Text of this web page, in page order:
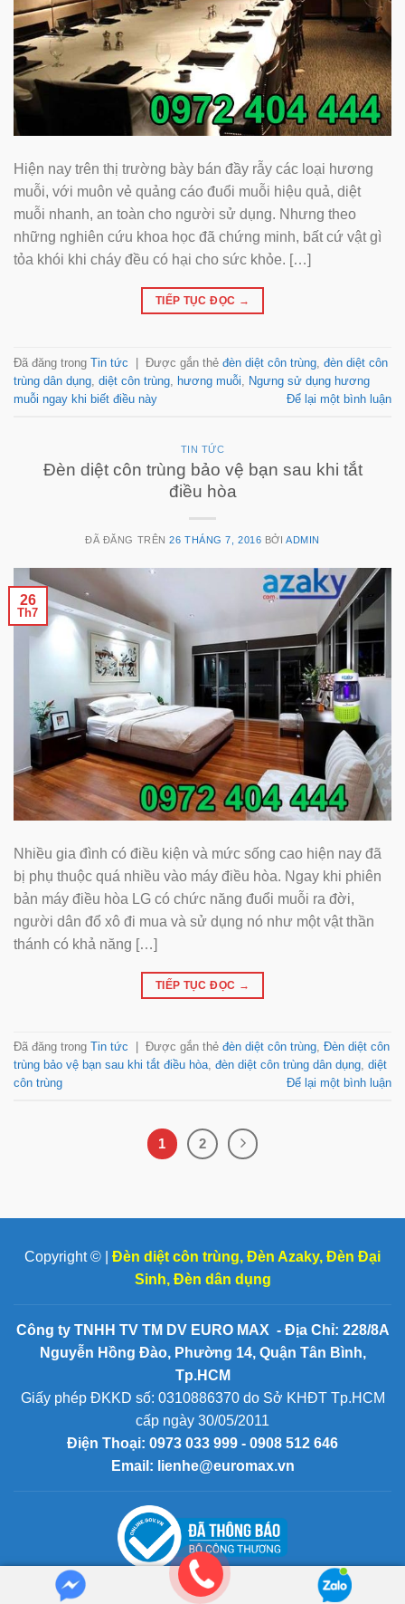
Hiện nay trên thị trường bày bán đầy rẫy các loại hương
muỗi, với muôn vẻ quảng cáo đuổi muỗi hiệu quả, diệt
muỗi nhanh, an toàn cho người sử dụng. Nhưng theo
những nghiên cứu khoa học đã chứng minh, bất cứ vật gì
tỏa khói khi cháy đều có hại cho sức khỏe. […]
TIẾP TỤC ĐỌC →
Đã đăng trong Tin tức Được gắn thẻ đèn diệt côn trùng đèn diệt côn
trùng dân dụng diệt côn trùng hương muỗi
Ngưng sử dụng hương
muỗi ngay khi biết điều này
Để lại một bình luận
TIN TỨC
Đèn diệt côn trùng bảo vệ bạn sau khi tắt
điều hòa
ĐÃ ĐĂNG TRÊN26 THÁNG 7, 2016 BỞIADMIN
26
Th7
Nhiều gia đình có điều kiện và mức sống cao hiện nay đã
bị phụ thuộc quá nhiều vào máy điều hòa. Ngay khi phiên
bản máy điều hòa LG có chức năng đuổi muỗi ra đời,
người dân đổ xô đi mua và sử dụng nó như một vật thần
thánh có khả năng […]
TIẾP TỤC ĐỌC →
Đã đăng trong Tin tức Được gắn thẻ đèn diệt côn trùng, Đèn diệt côn
trùng bảo vệ bạn sau khi tắt điều hòa, đèn diệt côn trùng dân dụng, diệt
côn trùng
Để lại một bình luận
1 2
Copyright © | Đèn diệt côn trùng, Đèn Azaky, Đèn Đại
Sinh, Đèn dân dụng
Công ty TNHH TV TM DV EURO MAX - Địa Chỉ: 228/8A
Nguyễn Hồng Đào, Phường 14, Quận Tân Bình,
Tp.HCM
Giấy phép ĐKKD số: 0310886370 do Sở KHĐT Tp.HCM
cấp ngày 30/05/2011
Điện Thoại: 0973 033 999 - 0908 512 646
Email: lienhe@euromax.vn